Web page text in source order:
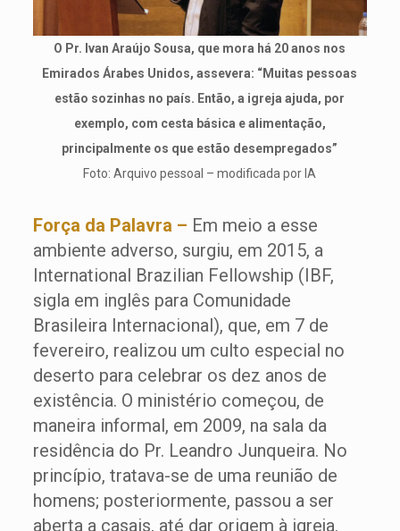
O Pr. Ivan Araújo Sousa, que mora há 20 anos nos
Emirados Árabes Unidos, assevera: “Muitas pessoas
estão sozinhas no país. Então, a igreja ajuda, por
exemplo, com cesta básica e alimentação,
principalmente os que estão desempregados”
Foto: Arquivo pessoal – modificada por IA
Força da Palavra – Em meio a esse
ambiente adverso, surgiu, em 2015, a
International Brazilian Fellowship (IBF,
sigla em inglês para Comunidade
Brasileira Internacional), que, em 7 de
fevereiro, realizou um culto especial no
deserto para celebrar os dez anos de
existência. O ministério começou, de
maneira informal, em 2009, na sala da
residência do Pr. Leandro Junqueira. No
princípio, tratava-se de uma reunião de
homens; posteriormente, passou a ser
aberta a casais, até dar origem à igreja.